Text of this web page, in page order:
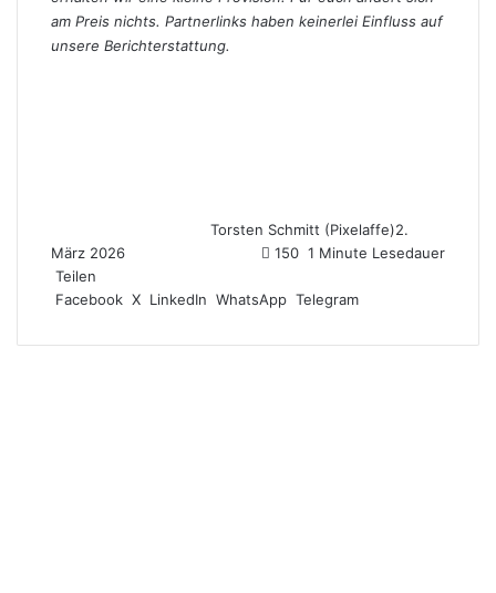
am Preis nichts. Partnerlinks haben keinerlei Einfluss auf
unsere Berichterstattung.
Torsten Schmitt (Pixelaffe)2.
März 2026
150 1 Minute Lesedauer
Teilen
Facebook X LinkedIn WhatsApp Telegram